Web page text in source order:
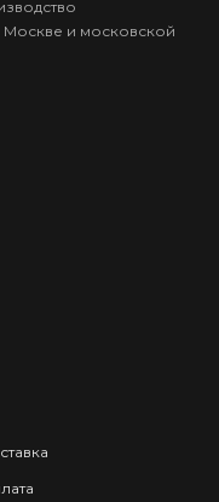
Москве и московской